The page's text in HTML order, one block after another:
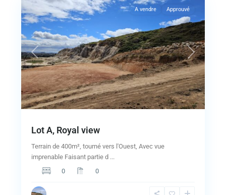
Previous Next
A vendre Approuvé
Lot A, Royal view
Terrain de 400m², tourné vers l'Ouest, Avec vue
imprenable Faisant partie d ...
0
0